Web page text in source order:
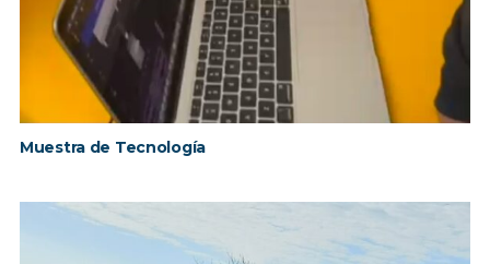
Muestra de Tecnología